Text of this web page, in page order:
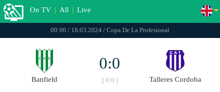
On TV | All | Live
00:00 / 18.03.2024 / Copa De La Profesional
Banfield
0:0
[ 0:0 ] Talleres Cordoba